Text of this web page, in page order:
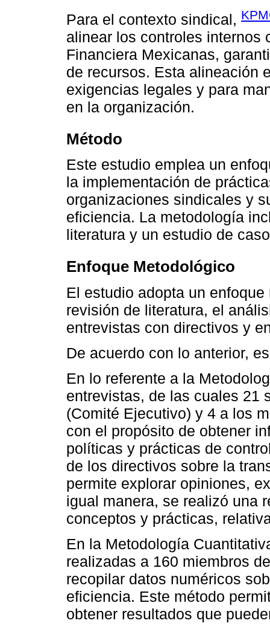
Para el contexto sindical,
alinear los controles internos
Financiera Mexicanas,
de recursos. Esta alineación
exigencias legales y para
en la organización.
Método
Este estudio emplea un
la implementación de
organizaciones sindicales y
eficiencia. La metodología
literatura y un estudio de
Enfoque Metodológico
El estudio adopta un
revisión de literatura, el
entrevistas con directivos y
De acuerdo con lo anterior,
En lo referente a la
entrevistas, de las cuales 21
(Comité Ejecutivo) y 4 a los
con el propósito de obtener
políticas y prácticas de
de los directivos sobre la
permite explorar opiniones,
igual manera, se realizó una
conceptos y prácticas,
En la Metodología
realizadas a 160 miembros
recopilar datos numéricos
eficiencia. Este método
obtener resultados que